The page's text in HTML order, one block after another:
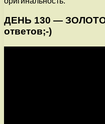
ДЕНЬ 130 —
ответов;-)